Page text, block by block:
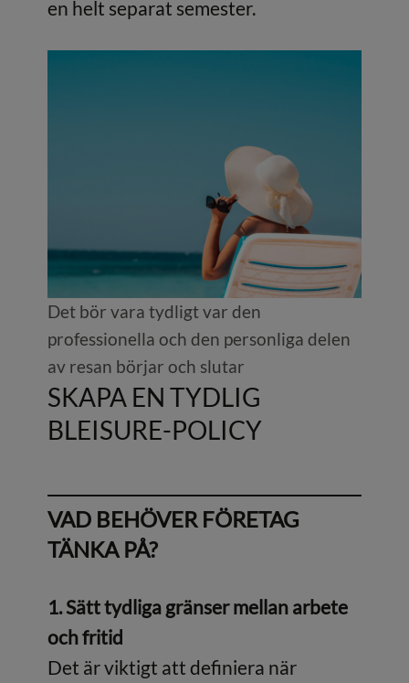
en helt separat semester.
Det bör vara tydligt var den
professionella och den personliga delen
av resan börjar och slutar
SKAPA EN TYDLIG
BLEISURE-POLICY
VAD BEHÖVER FÖRETAG
TÄNKA PÅ?
1. Sätt tydliga gränser mellan arbete
och fritid
Det är viktigt att definiera när